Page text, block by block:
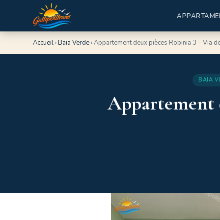
Accueil›Baia Verde›Appartement deux pièces Robinia 3 – Via
BAIA
Appartement